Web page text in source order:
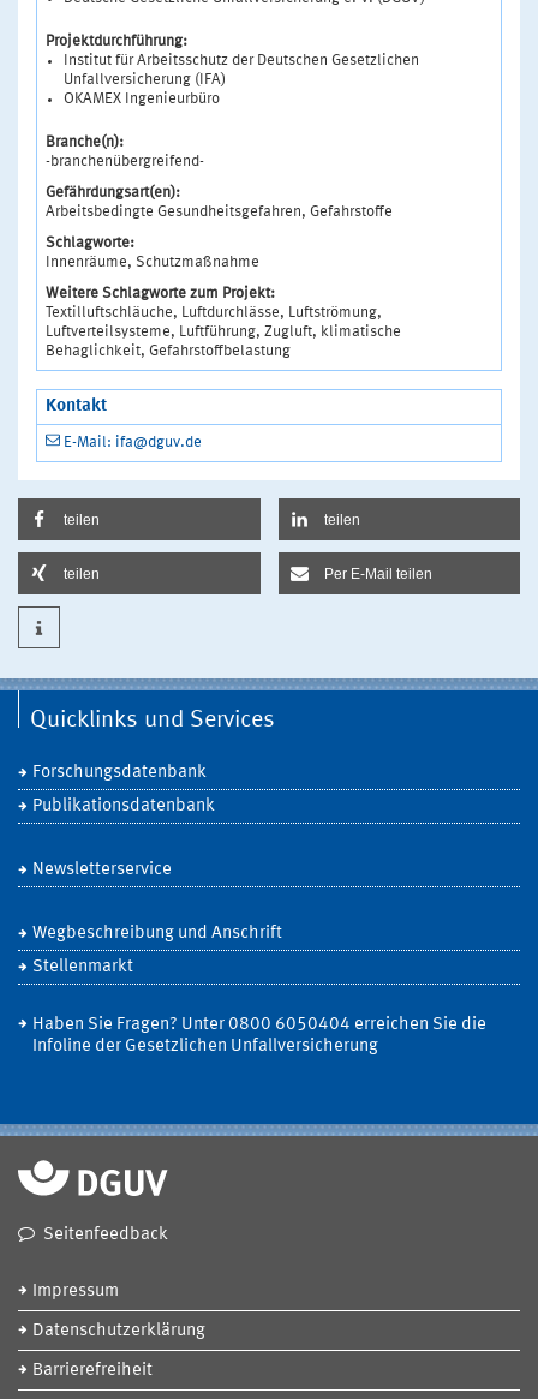
Projektdurchführung:
Institut für Arbeitsschutz der Deutschen Gesetzlichen
Unfallversicherung (IFA)
OKAMEX Ingenieurbüro
Branche(n):
-branchenübergreifend-
Gefährdungsart(en):
Arbeitsbedingte Gesundheitsgefahren, Gefahrstoffe
Schlagworte:
Innenräume, Schutzmaßnahme
Weitere Schlagworte zum Projekt:
Textilluftschläuche, Luftdurchlässe, Luftströmung,
Luftverteilsysteme, Luftführung, Zugluft, klimatische
Behaglichkeit, Gefahrstoffbelastung
Kontakt
E-Mail: ifa@dguv.de
teilen teilen
teilen Per E-Mail teilen
Quicklinks und Services
Forschungsdatenbank
Publikationsdatenbank
Newsletterservice
Wegbeschreibung und Anschrift
Stellenmarkt
Haben Sie Fragen? Unter 0800 6050404 erreichen Sie die
Infoline der Gesetzlichen Unfallversicherung
Seitenfeedback
Impressum
Datenschutzerklärung
Barrierefreiheit